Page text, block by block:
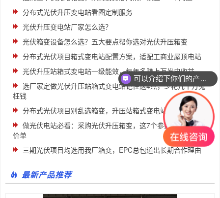
分布式光伏升压变电站看图定制服务
光伏升压变电站厂家怎么选？
光伏箱变设备怎么选？五大要点帮你选对光伏升压箱变
分布式光伏项目箱式变电站配置方案，适配工商业屋顶电站
光伏升压站箱式变电站一级能效，每年多赚上万发电收益
选厂家定做光伏升压站箱式变电站记住这4点，少花几十万冤
枉钱
分布式光伏项目别乱选箱变，升压站箱式变电站适配要点
做光伏电站必看：采购光伏升压箱变，这7个参数不能只看报
价单
三期光伏项目均选用我厂箱变，EPC总包道出长期合作理由
最新产品推荐
可以介绍下你们的产品么